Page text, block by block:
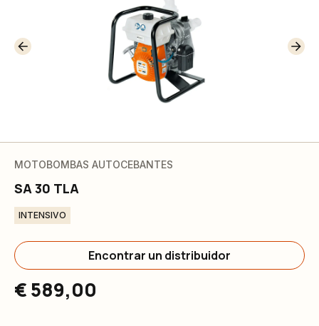
MOTOBOMBAS AUTOCEBANTES
SA 30 TLA
INTENSIVO
Encontrar un distribuidor
€ 589,00